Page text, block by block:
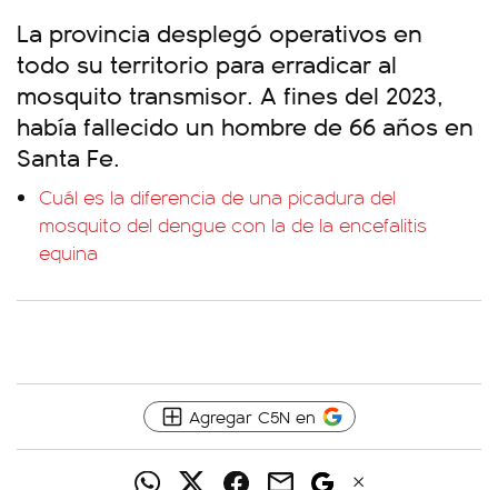
La provincia desplegó operativos en
todo su territorio para erradicar al
mosquito transmisor. A fines del 2023,
había fallecido un hombre de 66 años en
Santa Fe.
Cuál es la diferencia de una picadura del
mosquito del dengue con la de la encefalitis
equina
Agregar C5N en